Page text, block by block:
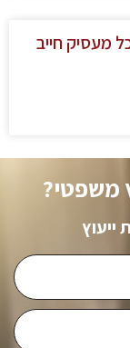
— 10 חובות שכל מעסיק חייב
משפטי?
ייעוץ